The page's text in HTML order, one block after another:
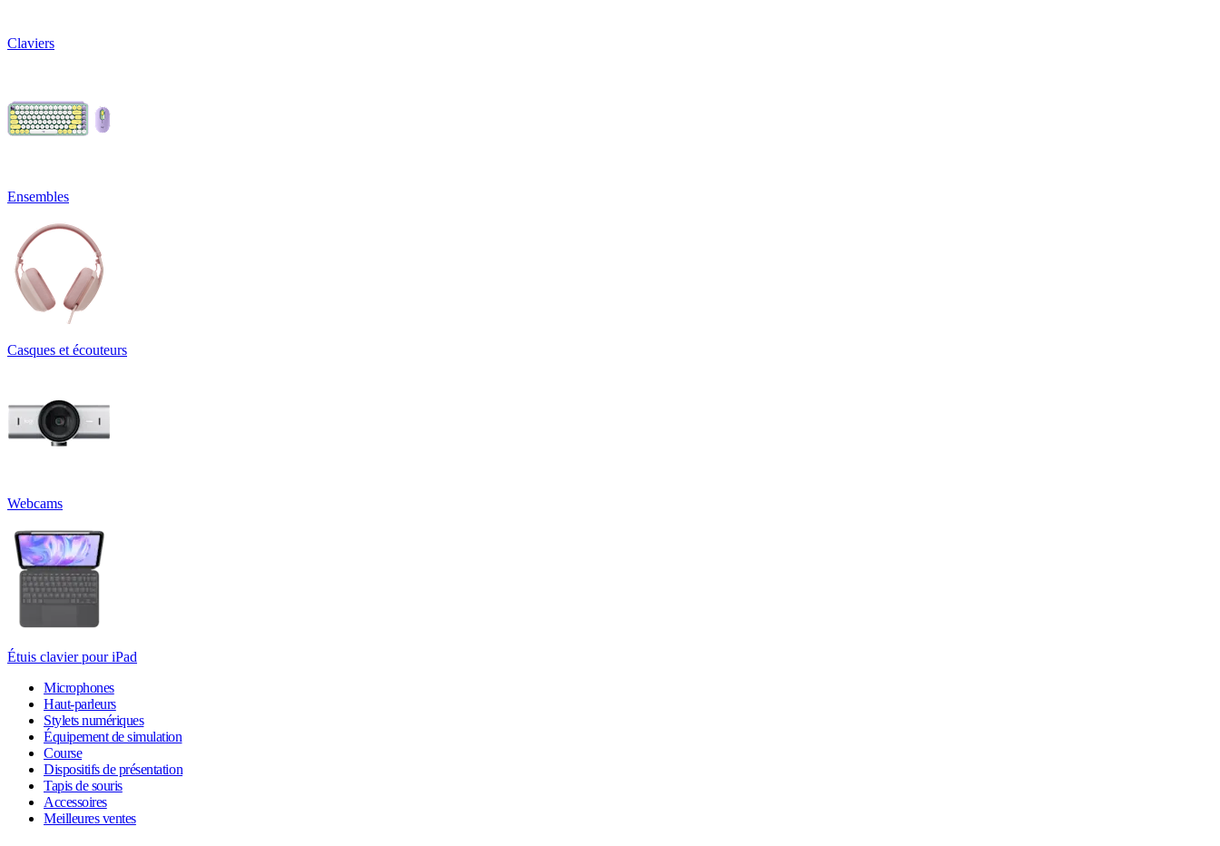
Claviers
Ensembles
Casques et écouteurs
Webcams
Étuis clavier pour iPad
Microphones
Haut-parleurs
Stylets numériques
Équipement de simulation
Course
Dispositifs de présentation
Tapis de souris
Accessoires
Meilleures ventes